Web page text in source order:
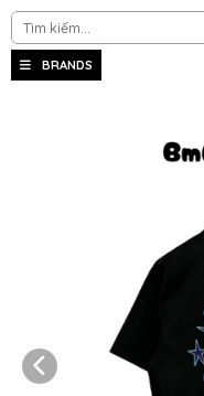
BRANDS